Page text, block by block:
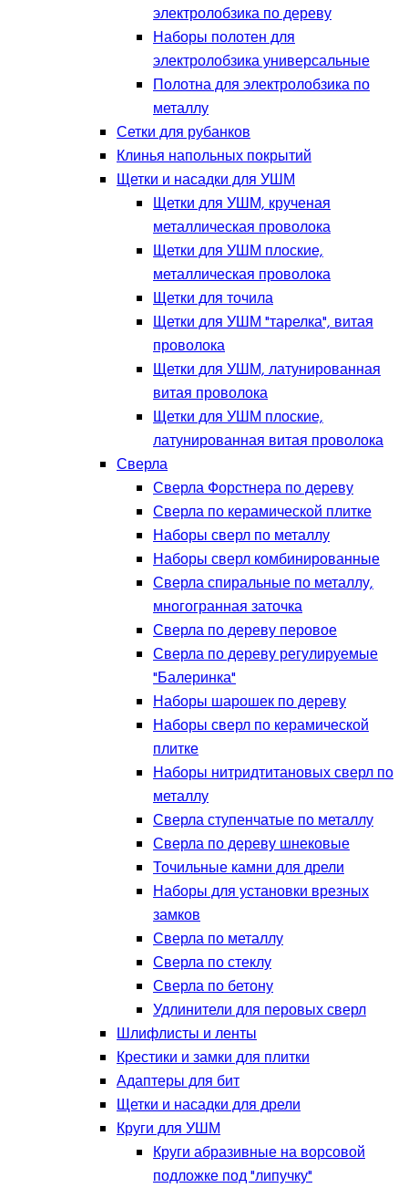
электролобзика по дереву
Наборы полотен для
электролобзика универсальные
Полотна для электролобзика по
металлу
Сетки для рубанков
Клинья напольных покрытий
Щетки и насадки для УШМ
Щетки для УШМ, крученая
металлическая проволока
Щетки для УШМ плоские,
металлическая проволока
Щетки для точила
Щетки для УШМ "тарелка", витая
проволока
Щетки для УШМ, латунированная
витая проволока
Щетки для УШМ плоские,
латунированная витая проволока
Сверла
Сверла Форстнера по дереву
Сверла по керамической плитке
Наборы сверл по металлу
Наборы сверл комбинированные
Сверла спиральные по металлу,
многогранная заточка
Сверла по дереву перовое
Сверла по дереву регулируемые
"Балеринка"
Наборы шарошек по дереву
Наборы сверл по керамической
плитке
Наборы нитридтитановых сверл по
металлу
Сверла ступенчатые по металлу
Сверла по дереву шнековые
Точильные камни для дрели
Наборы для установки врезных
замков
Сверла по металлу
Сверла по стеклу
Сверла по бетону
Удлинители для перовых сверл
Шлифлисты и ленты
Крестики и замки для плитки
Адаптеры для бит
Щетки и насадки для дрели
Круги для УШМ
Круги абразивные на ворсовой
подложке под "липучку"